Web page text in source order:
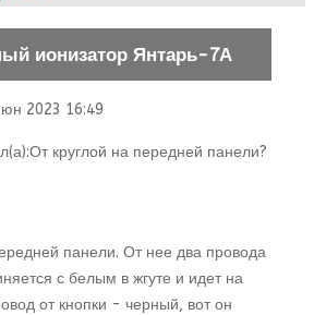
ионизатор Янтарь-7А
2023 16:49
От круглой на передней панели?
панели. От нее два провода
с белым в жгуте и идет на
от кнопки - черный, вот он